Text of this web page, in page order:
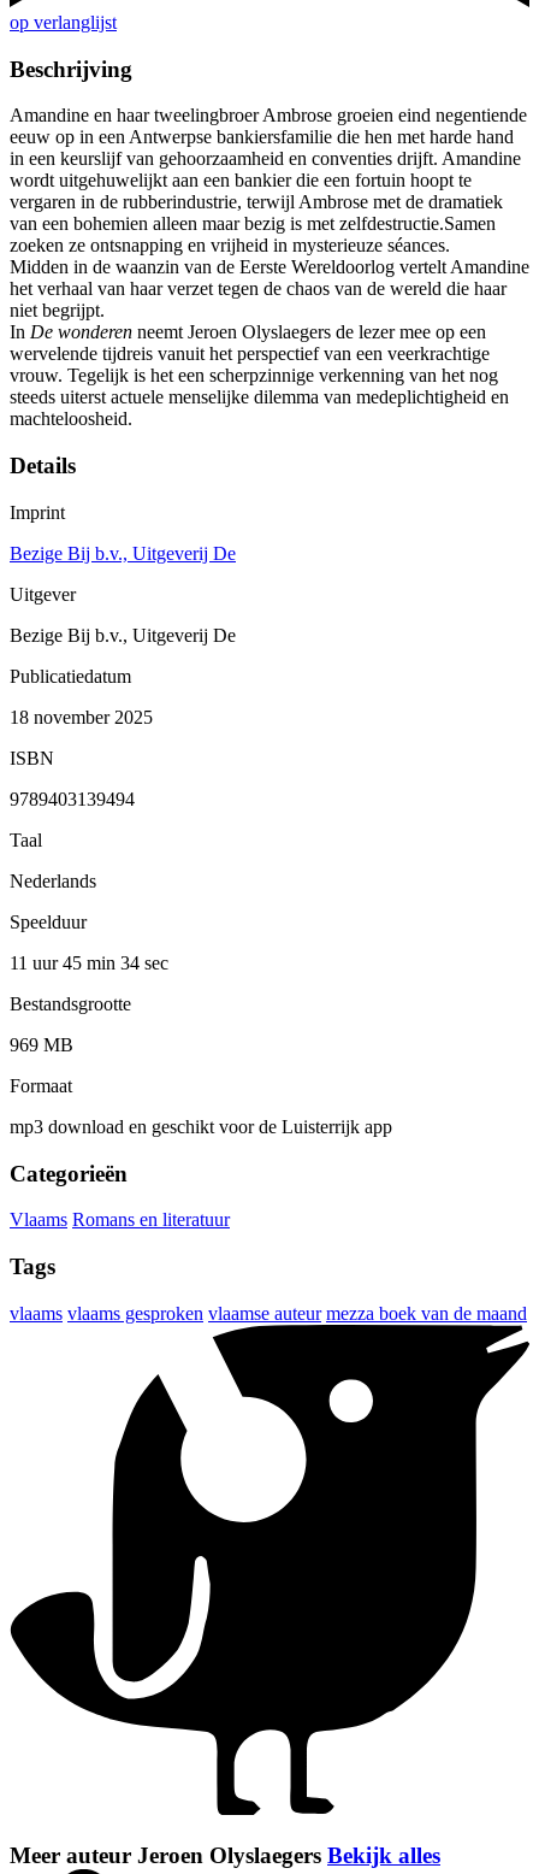
op verlanglijst
Beschrijving
Amandine en haar tweelingbroer Ambrose groeien eind negentiende
eeuw op in een Antwerpse bankiersfamilie die hen met harde hand
in een keurslijf van gehoorzaamheid en conventies drijft. Amandine
wordt uitgehuwelijkt aan een bankier die een fortuin hoopt te
vergaren in de rubberindustrie, terwijl Ambrose met de dramatiek
van een bohemien alleen maar bezig is met zelfdestructie.Samen
zoeken ze ontsnapping en vrijheid in mysterieuze séances.
Midden in de waanzin van de Eerste Wereldoorlog vertelt Amandine
het verhaal van haar verzet tegen de chaos van de wereld die haar
niet begrijpt.
In De wonderen neemt Jeroen Olyslaegers de lezer mee op een
wervelende tijdreis vanuit het perspectief van een veerkrachtige
vrouw. Tegelijk is het een scherpzinnige verkenning van het nog
steeds uiterst actuele menselijke dilemma van medeplichtigheid en
machteloosheid.
Details
Imprint
Bezige Bij b.v., Uitgeverij De
Uitgever
Bezige Bij b.v., Uitgeverij De
Publicatiedatum
18 november 2025
ISBN
9789403139494
Taal
Nederlands
Speelduur
11 uur 45 min 34 sec
Bestandsgrootte
969 MB
Formaat
mp3 download en geschikt voor de Luisterrijk app
Categorieën
Vlaams Romans en literatuur
Tags
vlaams vlaams gesproken vlaamse auteur mezza boek van de maand
Meer auteur Jeroen Olyslaegers Bekijk alles